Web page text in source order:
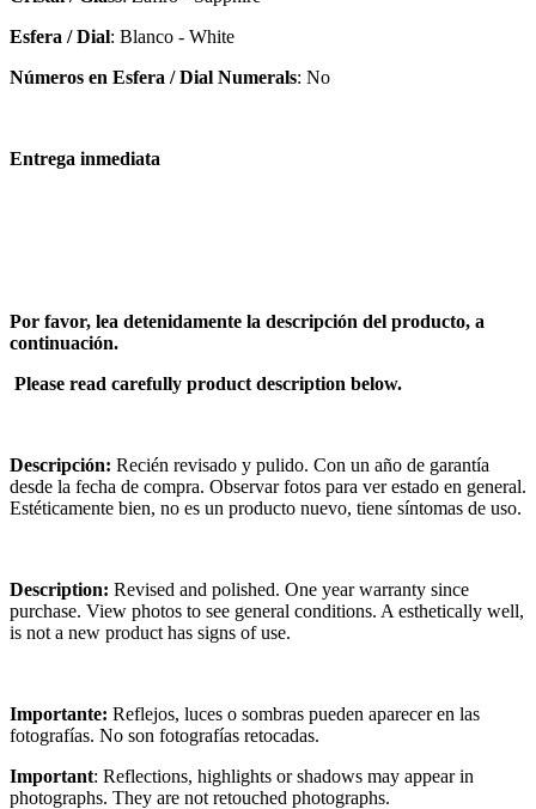
Esfera / Dial: Blanco - White
Números en Esfera / Dial Numerals: No
Entrega inmediata
Por favor, lea detenidamente la descripción del producto, a
continuación.
Please read carefully product description below.
Descripción: Recién revisado y pulido. Con un año de garantía
desde la fecha de compra. Observar fotos para ver estado en general.
Estéticamente bien, no es un producto nuevo, tiene síntomas de uso.
Description: Revised and polished. One year warranty since
purchase. View photos to see general conditions. A esthetically well,
is not a new product has signs of use.
Importante: Reflejos, luces o sombras pueden aparecer en las
fotografías. No son fotografías retocadas.
Important: Reflections, highlights or shadows may appear in
photographs. They are not retouched photographs.